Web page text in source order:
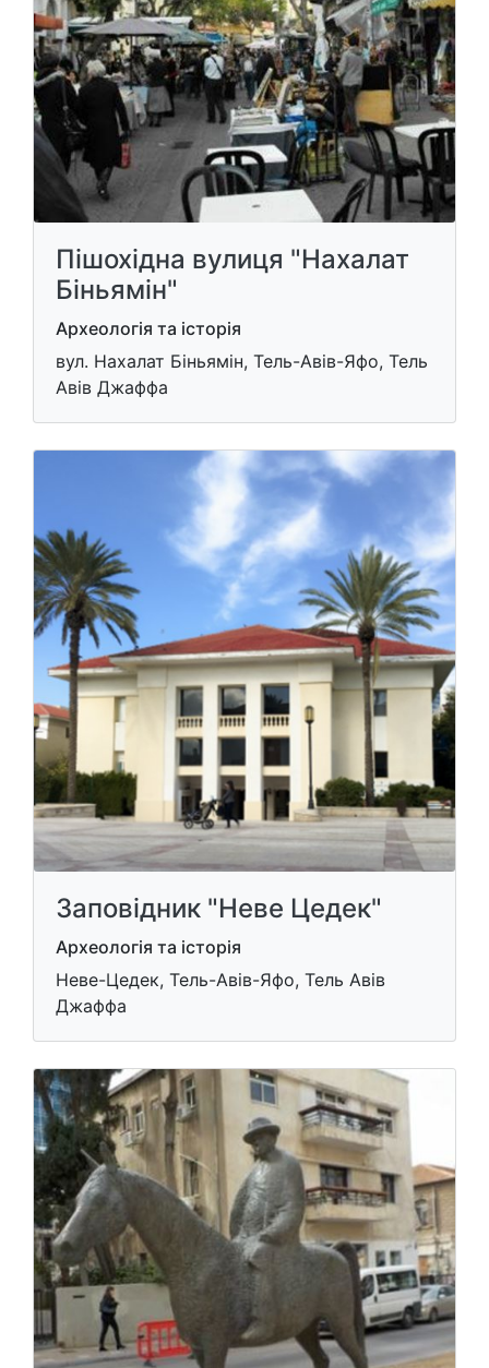
Пішохідна вулиця "Нахалат
Біньямін"
Археологія та історія
вул. Нахалат Біньямін, Тель-Авів-Яфо, Тель
Авів Джаффа
Заповідник "Неве Цедек"
Археологія та історія
Неве-Цедек, Тель-Авів-Яфо, Тель Авів
Джаффа